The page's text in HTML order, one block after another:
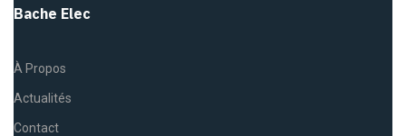
Bache Elec
À Propos
Actualités
Contact